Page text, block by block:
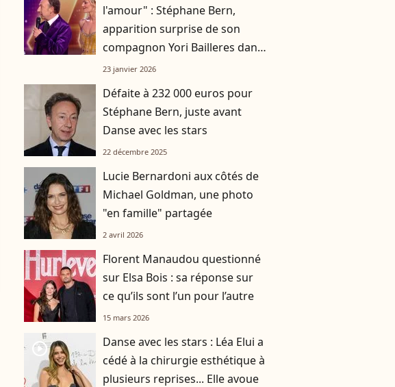
l'amour" : Stéphane Bern,
apparition surprise de son
compagnon Yori Bailleres dans
Danse avec les stars
23 janvier 2026
Défaite à 232 000 euros pour
Stéphane Bern, juste avant
Danse avec les stars
22 décembre 2025
Lucie Bernardoni aux côtés de
Michael Goldman, une photo
"en famille" partagée
2 avril 2026
Florent Manaudou questionné
sur Elsa Bois : sa réponse sur
ce qu’ils sont l’un pour l’autre
15 mars 2026
player2
Danse avec les stars : Léa Elui a
cédé à la chirurgie esthétique à
plusieurs reprises... Elle avoue